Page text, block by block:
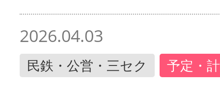
2026.04.03
民鉄・公営・三セク 予定・